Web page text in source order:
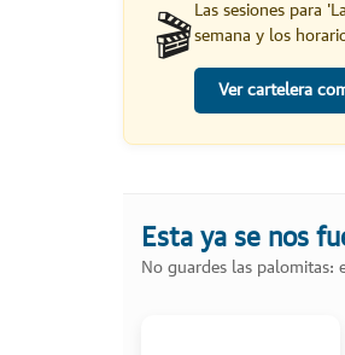
🎬
Las sesiones para '
semana y los
Ver cartelera
Esta ya se nos
No guardes las palomitas: